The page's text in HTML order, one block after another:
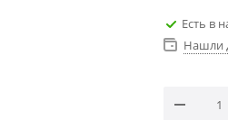
Есть в
Нашли